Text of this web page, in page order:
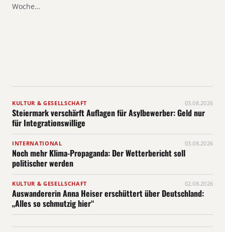
Woche…
KULTUR & GESELLSCHAFT 03.08.2026
Steiermark verschärft Auflagen für Asylbewerber: Geld nur
für Integrationswillige
INTERNATIONAL 03.08.2026
Noch mehr Klima-Propaganda: Der Wetterbericht soll
politischer werden
KULTUR & GESELLSCHAFT 02.08.2026
Auswandererin Anna Heiser erschüttert über Deutschland:
„Alles so schmutzig hier“